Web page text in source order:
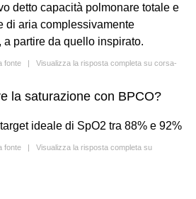
detto capacità polmonare totale e
di aria complessivamente
a partire da quello inspirato.
fonte | Visualizza la risposta completa su corsa-
la saturazione con BPCO?
ideale di SpO2 tra 88% e 92%
fonte | Visualizza la risposta completa su